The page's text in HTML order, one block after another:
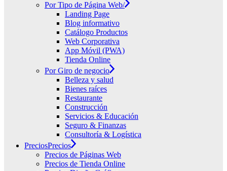
Por Tipo de Página Web/
Landing Page
Blog informativo
Catálogo Productos
Web Corporativa
App Móvil (PWA)
Tienda Online
Por Giro de negocio
Belleza y salud
Bienes raíces
Restaurante
Construcción
Servicios & Educación
Seguro & Finanzas
Consultoría & Logística
PreciosPrecios
Precios de Páginas Web
Precios de Tienda Online